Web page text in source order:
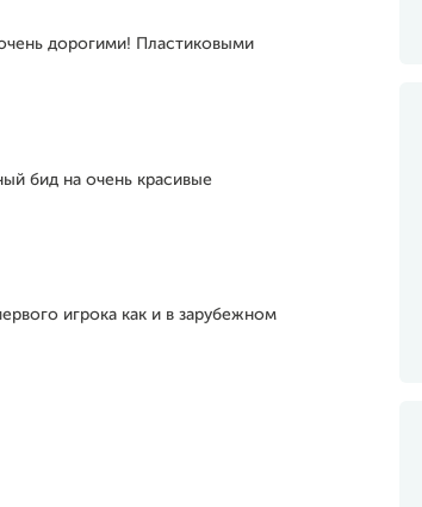
дорогими! Пластиковыми
бид на очень красивые
игрока как и в зарубежном